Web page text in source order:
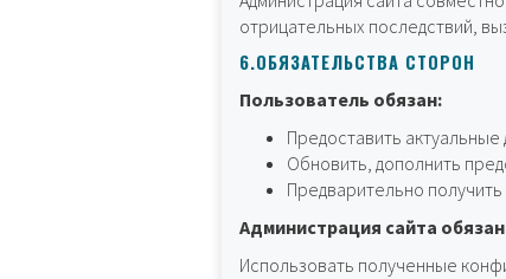
отрицательных последствий,
6.ОБЯЗАТЕЛЬСТВА СТОРОН
Пользователь обязан:
Предоставить
Обновить, дополнить
Предварительно
Администрация сайта
Использовать полученные